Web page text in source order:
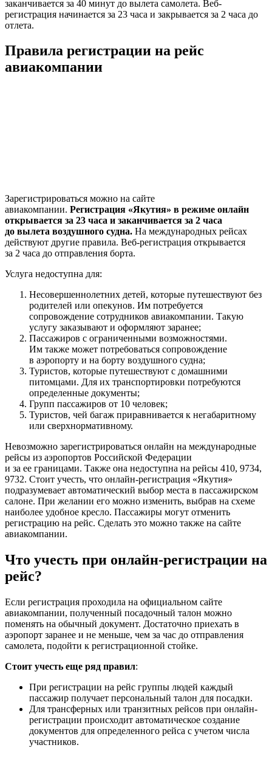
заканчивается за 40 минут до вылета самолета. Веб-
регистрация начинается за 23 часа и закрывается за 2 часа до
отлета.
Правила регистрации на рейс
авиакомпании
Зарегистрироваться можно на сайте
авиакомпании. Регистрация «Якутия» в режиме онлайн
открывается за 23 часа и заканчивается за 2 часа
до вылета воздушного судна. На международных рейсах
действуют другие правила. Веб-регистрация открывается
за 2 часа до отправления борта.
Услуга недоступна для:
Несовершеннолетних детей, которые путешествуют без
родителей или опекунов. Им потребуется
сопровождение сотрудников авиакомпании. Такую
услугу заказывают и оформляют заранее;
Пассажиров с ограниченными возможностями.
Им также может потребоваться сопровождение
в аэропорту и на борту воздушного судна;
Туристов, которые путешествуют с домашними
питомцами. Для их транспортировки потребуются
определенные документы;
Групп пассажиров от 10 человек;
Туристов, чей багаж приравнивается к негабаритному
или сверхнормативному.
Невозможно зарегистрироваться онлайн на международные
рейсы из аэропортов Российской Федерации
и за ее границами. Также она недоступна на рейсы 410, 9734,
9732. Стоит учесть, что онлайн-регистрация «Якутия»
подразумевает автоматический выбор места в пассажирском
салоне. При желании его можно изменить, выбрав на схеме
наиболее удобное кресло. Пассажиры могут отменить
регистрацию на рейс. Сделать это можно также на сайте
авиакомпании.
Что учесть при онлайн-регистрации на
рейс?
Если регистрация проходила на официальном сайте
авиакомпании, полученный посадочный талон можно
поменять на обычный документ. Достаточно приехать в
аэропорт заранее и не меньше, чем за час до отправления
самолета, подойти к регистрационной стойке.
Стоит учесть еще ряд правил:
При регистрации на рейс группы людей каждый
пассажир получает персональный талон для посадки.
Для трансферных или транзитных рейсов при онлайн-
регистрации происходит автоматическое создание
документов для определенного рейса с учетом числа
участников.